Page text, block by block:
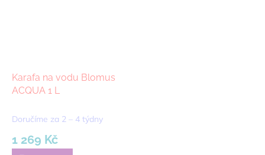
Karafa na vodu Blomus
ACQUA 1 L
Doručíme za 2 – 4 týdny
1 269 Kč